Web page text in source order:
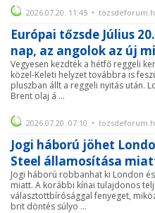
2026.07.20. 11:45 •
Európai tőzsde Július
nap, az angolok az új
Vegyesen kezdték a hétfő reggeli
közel-Keleti helyzet továbbra is
pluszban állt a reggeli nyitás után.
Brent olaj á ...
2026.07.20. 07:10 •
Jogi háború jöhet
Steel államosítása
Jogi háború robbanhat ki London
miatt. A korábbi kínai tulajdonos
választottbírósággal fenyeget,
brit döntés súlyo ...